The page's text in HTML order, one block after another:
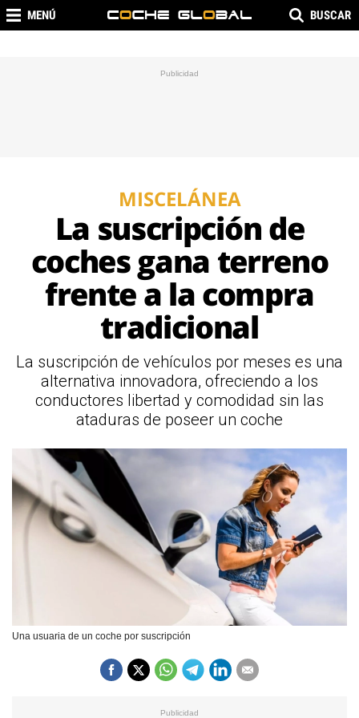
MENÚ BUSCAR
MISCELÁNEA
La suscripción de
coches gana terreno
frente a la compra
tradicional
La suscripción de vehículos por meses es una
alternativa innovadora, ofreciendo a los
conductores libertad y comodidad sin las
ataduras de poseer un coche
Una usuaria de un coche por suscripción